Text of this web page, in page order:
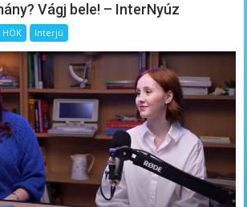
Vágj bele! – InterNyúz
HÖK Interjú